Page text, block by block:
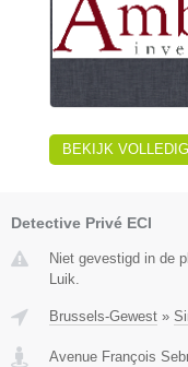
BEKIJK
Detective Privé ECI
Niet gevestigd in de
Luik.
Brussels-Gewest »
Avenue François